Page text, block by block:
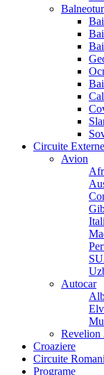
Circuite Externe
Avion
Autocar
Revelion
Croaziere
Circuite
Programe